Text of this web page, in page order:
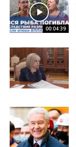
00:04:39